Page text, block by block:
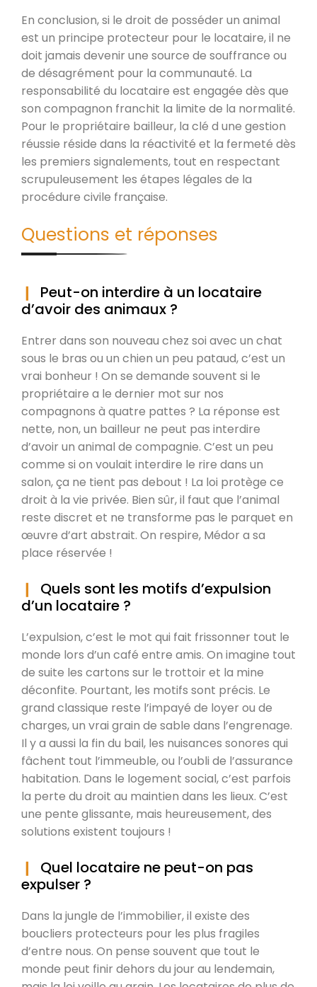
En conclusion, si le droit de posséder un animal
est un principe protecteur pour le locataire, il ne
doit jamais devenir une source de souffrance ou
de désagrément pour la communauté. La
responsabilité du locataire est engagée dès que
son compagnon franchit la limite de la normalité.
Pour le propriétaire bailleur, la clé d une gestion
réussie réside dans la réactivité et la fermeté dès
les premiers signalements, tout en respectant
scrupuleusement les étapes légales de la
procédure civile française.
Questions et réponses
Peut-on interdire à un locataire
d’avoir des animaux ?
Entrer dans son nouveau chez soi avec un chat
sous le bras ou un chien un peu pataud, c’est un
vrai bonheur ! On se demande souvent si le
propriétaire a le dernier mot sur nos
compagnons à quatre pattes ? La réponse est
nette, non, un bailleur ne peut pas interdire
d’avoir un animal de compagnie. C’est un peu
comme si on voulait interdire le rire dans un
salon, ça ne tient pas debout ! La loi protège ce
droit à la vie privée. Bien sûr, il faut que l’animal
reste discret et ne transforme pas le parquet en
œuvre d’art abstrait. On respire, Médor a sa
place réservée !
Quels sont les motifs d’expulsion
d’un locataire ?
L’expulsion, c’est le mot qui fait frissonner tout le
monde lors d’un café entre amis. On imagine tout
de suite les cartons sur le trottoir et la mine
déconfite. Pourtant, les motifs sont précis. Le
grand classique reste l’impayé de loyer ou de
charges, un vrai grain de sable dans l’engrenage.
Il y a aussi la fin du bail, les nuisances sonores qui
fâchent tout l’immeuble, ou l’oubli de l’assurance
habitation. Dans le logement social, c’est parfois
la perte du droit au maintien dans les lieux. C’est
une pente glissante, mais heureusement, des
solutions existent toujours !
Quel locataire ne peut-on pas
expulser ?
Dans la jungle de l’immobilier, il existe des
boucliers protecteurs pour les plus fragiles
d’entre nous. On pense souvent que tout le
monde peut finir dehors du jour au lendemain,